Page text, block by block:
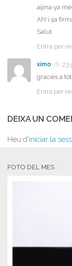
aijina ya
Ah! i ija
Salut
Entra per
ximo
23
gracies a
Entra per
DEIXA UN
Heu d'iniciar la
FOTO DEL MES